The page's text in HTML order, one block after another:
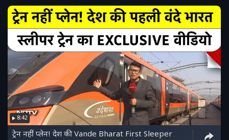
8:42
ट्रेन नहीं प्लेन! देश की Vande Bharat First Sleeper